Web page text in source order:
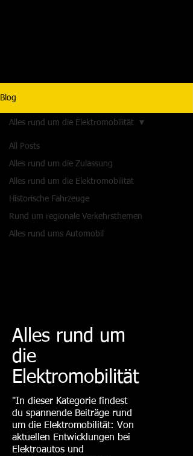
Blog
All Posts
Alles rund um die Zulassung
Alles rund um die Elektromobilität
Historische Fahrzeuge
Rund um regionale Verkehrsthemen
Alles rund ums Automobil
Alles rund um die Elektromobilität
Alles rund um
die
Elektromobilität
"In dieser Kategorie findest
du spannende Beiträge rund
um die Elektromobilität: Von
aktuellen Entwicklungen bei
Elektroautos und